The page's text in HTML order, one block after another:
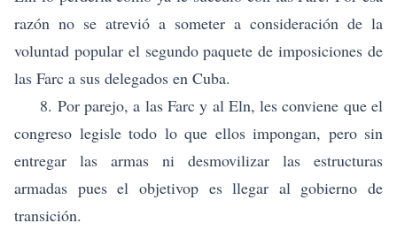
razón no se atrevió a someter a consideración de la
voluntad popular el segundo paquete de imposiciones de
las Farc a sus delegados en Cuba.
8. Por parejo, a las Farc y al Eln, les conviene que el
congreso legisle todo lo que ellos impongan, pero sin
entregar las armas ni desmovilizar las estructuras
armadas pues el objetivop es llegar al gobierno de
transición.